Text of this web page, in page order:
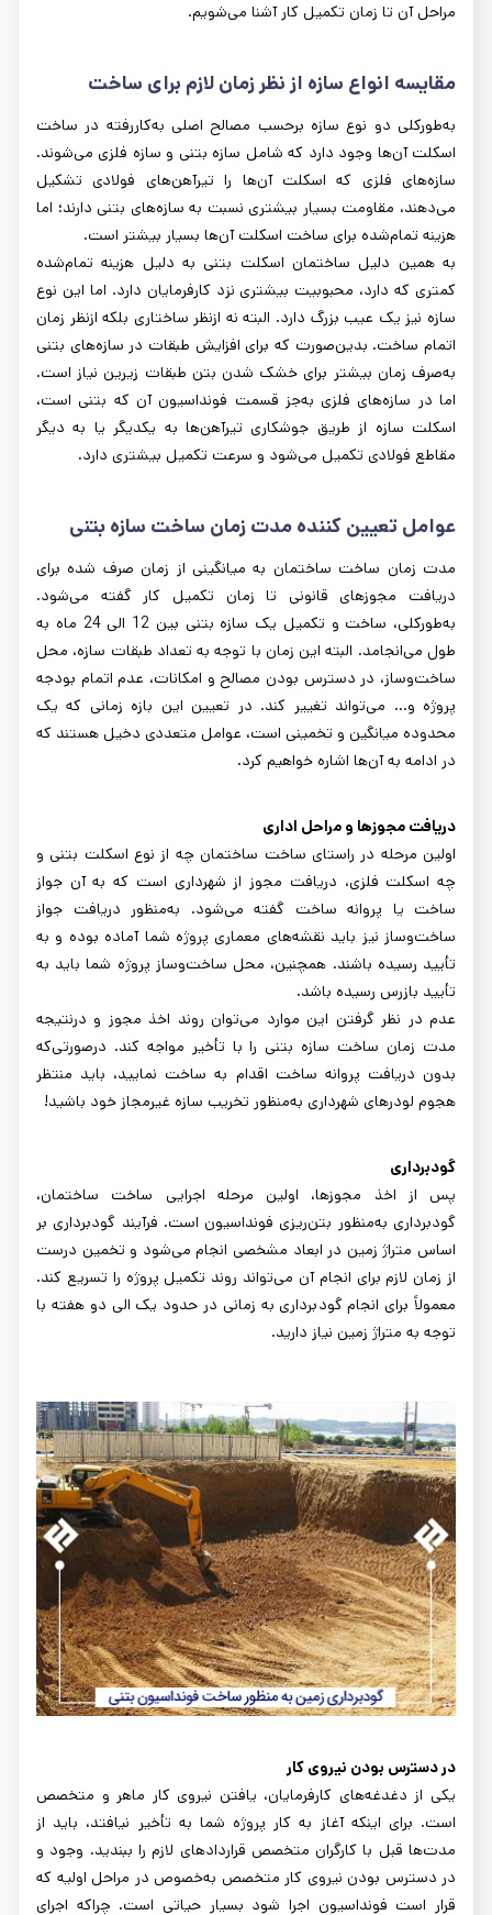
مراحل آن تا زمان تکمیل کار آشنا می‌شویم.
مقایسه انواع سازه از نظر زمان لازم برای ساخت
به‌طورکلی دو نوع سازه برحسب مصالح اصلی به‌کاررفته در ساخت
اسکلت آن‌ها وجود دارد که شامل سازه بتنی و سازه فلزی می‌شوند.
سازه‌های فلزی که اسکلت آن‌ها را تیرآهن‌های فولادی تشکیل
می‌دهند، مقاومت بسیار بیشتری نسبت به سازه‌های بتنی دارند؛ اما
هزینه تمام‌شده برای ساخت اسکلت آن‌ها بسیار بیشتر است.
به همین دلیل ساختمان اسکلت بتنی به دلیل هزینه تمام‌شده
کمتری که دارد، محبوبیت بیشتری نزد کارفرمایان دارد. اما این نوع
سازه نیز یک عیب بزرگ دارد. البته نه ازنظر ساختاری بلکه ازنظر زمان
اتمام ساخت. بدین‌صورت که برای افزایش طبقات در سازه‌های بتنی
به‌صرف زمان بیشتر برای خشک شدن بتن طبقات زیرین نیاز است.
اما در سازه‌های فلزی به‌جز قسمت فونداسیون آن‌ که بتنی است،
اسکلت سازه از طریق جوشکاری تیرآهن‌ها به یکدیگر یا به دیگر
مقاطع فولادی تکمیل می‌شود و سرعت تکمیل بیشتری دارد.
عوامل تعیین کننده مدت زمان ساخت سازه بتنی
مدت زمان ساخت ساختمان به میانگینی از زمان صرف شده برای
دریافت مجوزهای قانونی تا زمان تکمیل کار گفته می‌شود.
به‌طورکلی، ساخت و تکمیل یک سازه بتنی بین 12 الی 24 ماه به
طول می‌انجامد. البته این زمان با توجه به تعداد طبقات سازه، محل
ساخت‌وساز، در دسترس بودن مصالح و امکانات، عدم اتمام بودجه
پروژه و... می‌تواند تغییر کند. در تعیین این بازه زمانی که یک
محدوده میانگین و تخمینی است، عوامل متعددی دخیل هستند که
در ادامه به آن‌ها اشاره خواهیم کرد.
دریافت مجوزها و مراحل اداری
اولین مرحله در راستای ساخت ساختمان چه از نوع اسکلت بتنی و
چه اسکلت فلزی، دریافت مجوز از شهرداری است که به آن جواز
ساخت یا پروانه ساخت گفته می‌شود. به‌منظور دریافت جواز
ساخت‌وساز نیز باید نقشه‌های معماری پروژه شما آماده بوده و به
تأیید رسیده باشند. همچنین، محل ساخت‌وساز پروژه شما باید به
تأیید بازرس رسیده باشد.
عدم در نظر گرفتن این موارد می‌توان روند اخذ مجوز و درنتیجه
مدت زمان ساخت سازه بتنی را با تأخیر مواجه کند. درصورتی‌که
بدون دریافت پروانه ساخت اقدام به ساخت نمایید، باید منتظر
هجوم لودرهای شهرداری به‌منظور تخریب سازه غیرمجاز خود باشید!
گودبرداری
پس از اخذ مجوزها، اولین مرحله اجرایی ساخت ساختمان،
گودبرداری به‌منظور بتن‌ریزی فونداسیون است. فرآیند گودبرداری بر
اساس متراژ زمین در ابعاد مشخصی انجام می‌شود و تخمین درست
از زمان لازم برای انجام آن می‌تواند روند تکمیل پروژه را تسریع کند.
معمولاً برای انجام گودبرداری به زمانی در حدود یک الی دو هفته با
توجه به متراژ زمین نیاز دارید.
در دسترس بودن نیروی کار
یکی از دغدغه‌های کارفرمایان، یافتن نیروی کار ماهر و متخصص
است. برای اینکه آغاز به کار پروژه شما به تأخیر نیافتد، باید از
مدت‌ها قبل با کارگران متخصص قراردادهای لازم را ببندید. وجود و
در دسترس بودن نیروی کار متخصص به‌خصوص در مراحل اولیه که
قرار است فونداسیون اجرا شود بسیار حیاتی است. چراکه اجرای